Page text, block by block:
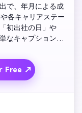
で、年月による成
各キャリアステー
初出社の日」や
なキャプションも
しましょう。
Free ↗